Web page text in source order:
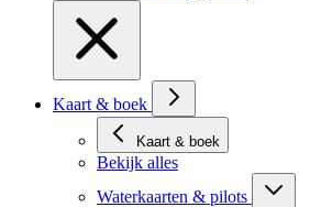
Kaart & boek
Kaart & boek
Bekijk alles
Waterkaarten & pilots